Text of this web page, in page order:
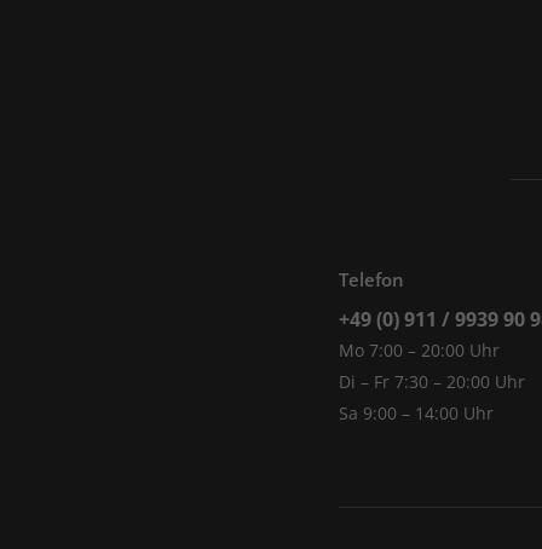
Telefon
+49 (0) 911 / 9939 90
Mo 7:00 – 20:00 Uhr
Di – Fr 7:30 – 20:00 Uhr
Sa 9:00 – 14:00 Uhr